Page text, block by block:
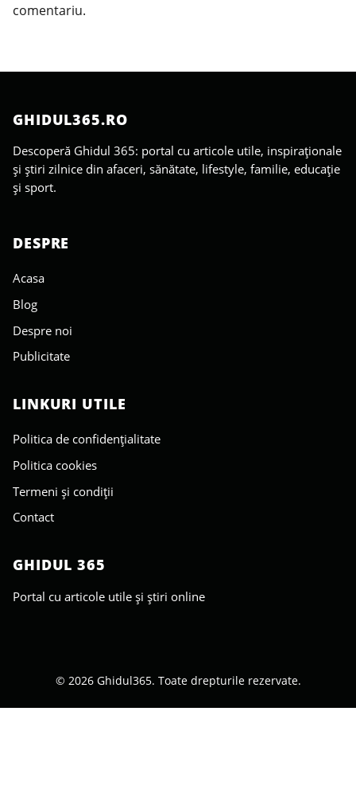
comentariu.
GHIDUL365.RO
Descoperă Ghidul 365: portal cu articole utile, inspiraționale
și știri zilnice din afaceri, sănătate, lifestyle, familie, educație
și sport.
DESPRE
Acasa
Blog
Despre noi
Publicitate
LINKURI UTILE
Politica de confidențialitate
Politica cookies
Termeni și condiții
Contact
GHIDUL 365
Portal cu articole utile și știri online
© 2026 Ghidul365. Toate drepturile rezervate.